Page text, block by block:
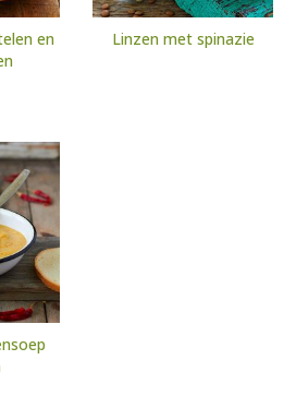
en
Linzen met spinazie